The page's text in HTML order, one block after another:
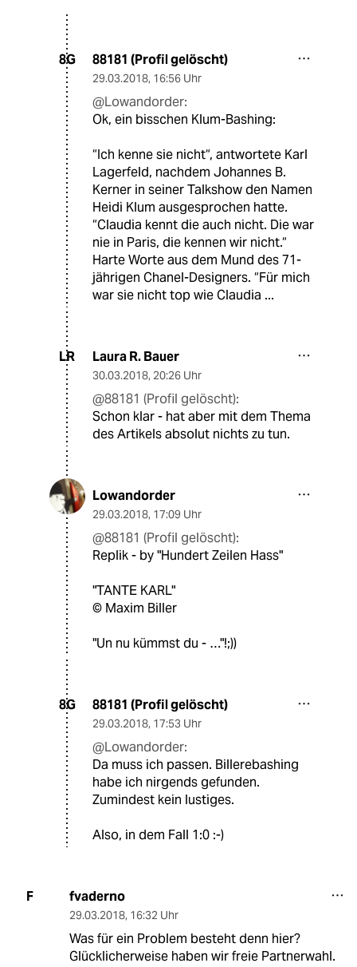
8G 88181 (Profil gelöscht)
29.03.2018, 16:56 Uhr
@Lowandorder:
Ok, ein bisschen Klum-Bashing:
“Ich kenne sie nicht“, antwortete Karl
Lagerfeld, nachdem Johannes B.
Kerner in seiner Talkshow den Namen
Heidi Klum ausgesprochen hatte.
“Claudia kennt die auch nicht. Die war
nie in Paris, die kennen wir nicht.“
Harte Worte aus dem Mund des 71-
jährigen Chanel-Designers. “Für mich
war sie nicht top wie Claudia ...
LR Laura R. Bauer
30.03.2018, 20:26 Uhr
@88181 (Profil gelöscht):
Schon klar - hat aber mit dem Thema
des Artikels absolut nichts zu tun.
Lowandorder
29.03.2018, 17:09 Uhr
@88181 (Profil gelöscht):
Replik - by "Hundert Zeilen Hass"
"TANTE KARL"
© Maxim Biller
"Un nu kümmst du - …"!;))
8G 88181 (Profil gelöscht)
29.03.2018, 17:53 Uhr
@Lowandorder:
Da muss ich passen. Billerebashing
habe ich nirgends gefunden.
Zumindest kein lustiges.
Also, in dem Fall 1:0 :-)
F fvaderno
29.03.2018, 16:32 Uhr
Was für ein Problem besteht denn hier?
Glücklicherweise haben wir freie Partnerwahl.